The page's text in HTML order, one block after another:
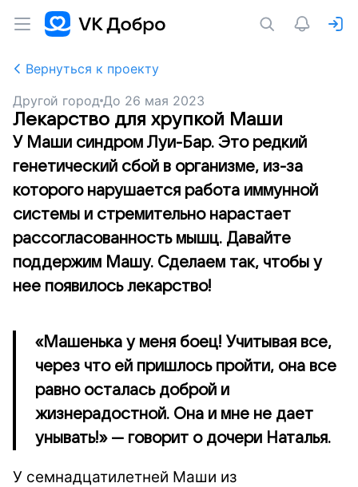
Вернуться к проекту
Другой город До 26 мая 2023
Лекарство для хрупкой Маши
У Маши синдром Луи-Бар. Это редкий
генетический сбой в организме, из-за
которого нарушается работа иммунной
системы и стремительно нарастает
рассогласованность мышц. Давайте
поддержим Машу. Сделаем так, чтобы у
нее появилось лекарство!
«Машенька у меня боец! Учитывая все,
через что ей пришлось пройти, она все
равно осталась доброй и
жизнерадостной. Она и мне не дает
унывать!» — говорит о дочери Наталья.
У семнадцатилетней Маши из